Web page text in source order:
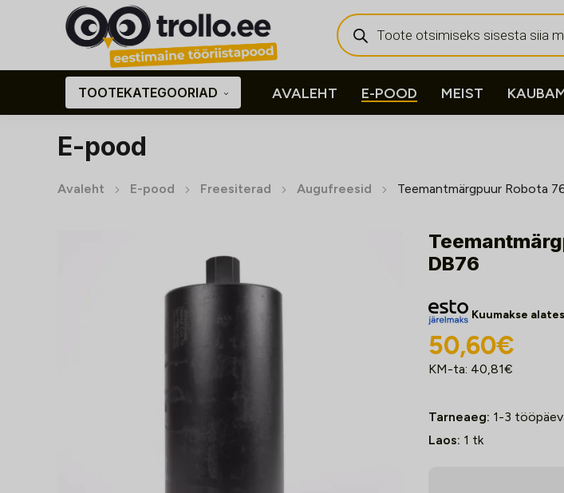
Products
search
TOOTEKATEGOORIAD AVALEHT E-POOD MEIST
E-pood
Avaleht E-pood Freesiterad Augufreesid Teemantmärgpuur Robota
DB76
Kuumakse alates
50,60€
KM-ta: 40,81€
Tarneaeg: 1-3
Laos: 1 tk